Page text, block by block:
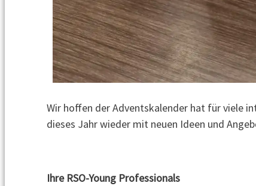
Wir hoffen der Adventskalender hat für viele
dieses Jahr wieder mit neuen Ideen und
Ihre RSO-Young Professionals